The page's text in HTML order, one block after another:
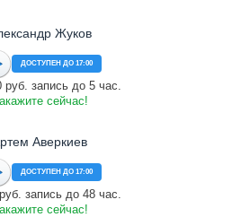
Жуков
ДОСТУПЕН ДО 17:00
руб. запись до 5 час.
сейчас!
Аверкиев
ДОСТУПЕН ДО 17:00
запись до 48 час.
сейчас!